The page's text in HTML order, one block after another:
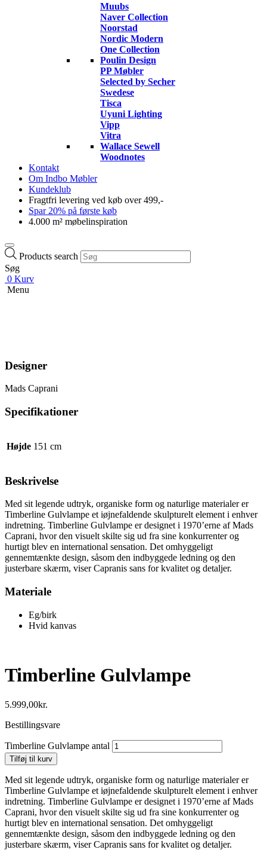
Muubs
Naver Collection
Noorstad
Nordic Modern
One Collection
Poulin Design
PP Møbler
Selected by Secher
Swedese
Tisca
Uyuni Lighting
Vipp
Vitra
Wallace Sewell
Woodnotes
Kontakt
Om Indbo Møbler
Kundeklub
Fragtfri levering ved køb over 499,-
Spar 20% på første køb
4.000 m² møbelinspiration
Products search
Søg
0 Kurv
Menu
Designer
Mads Caprani
Specifikationer
Højde 151 cm
Beskrivelse
Med sit legende udtryk, organiske form og naturlige materialer er
Timberline Gulvlampe et iøjnefaldende skulpturelt element i enhver
indretning. Timberline Gulvlampe er designet i 1970’erne af Mads
Caprani, hvor den visuelt skilte sig ud fra sine konkurrenter og
hurtigt blev en international sensation. Det omhyggeligt
gennemtænkte design, såsom den indbyggede ledning og den
justerbare skærm, viser Capranis sans for kvalitet og detaljer.
Materiale
Eg/birk
Hvid kanvas
Timberline Gulvlampe
5.999,00kr.
Bestillingsvare
Timberline Gulvlampe antal
Tilføj til kurv
Med sit legende udtryk, organiske form og naturlige materialer er
Timberline Gulvlampe et iøjnefaldende skulpturelt element i enhver
indretning. Timberline Gulvlampe er designet i 1970’erne af Mads
Caprani, hvor den visuelt skilte sig ud fra sine konkurrenter og
hurtigt blev en international sensation. Det omhyggeligt
gennemtænkte design, såsom den indbyggede ledning og den
justerbare skærm, viser Capranis sans for kvalitet og detaljer.